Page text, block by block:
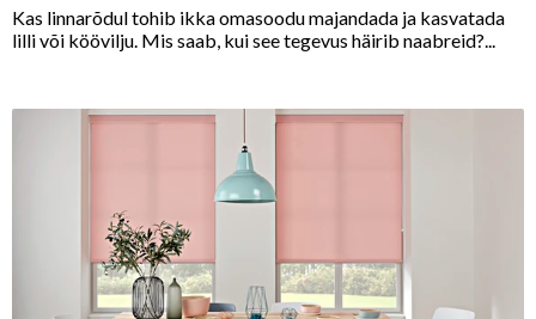
Kas linnarõdul tohib ikka omasoodu majandada ja kasvatada
lilli või köövilju. Mis saab, kui see tegevus häirib naabreid?...